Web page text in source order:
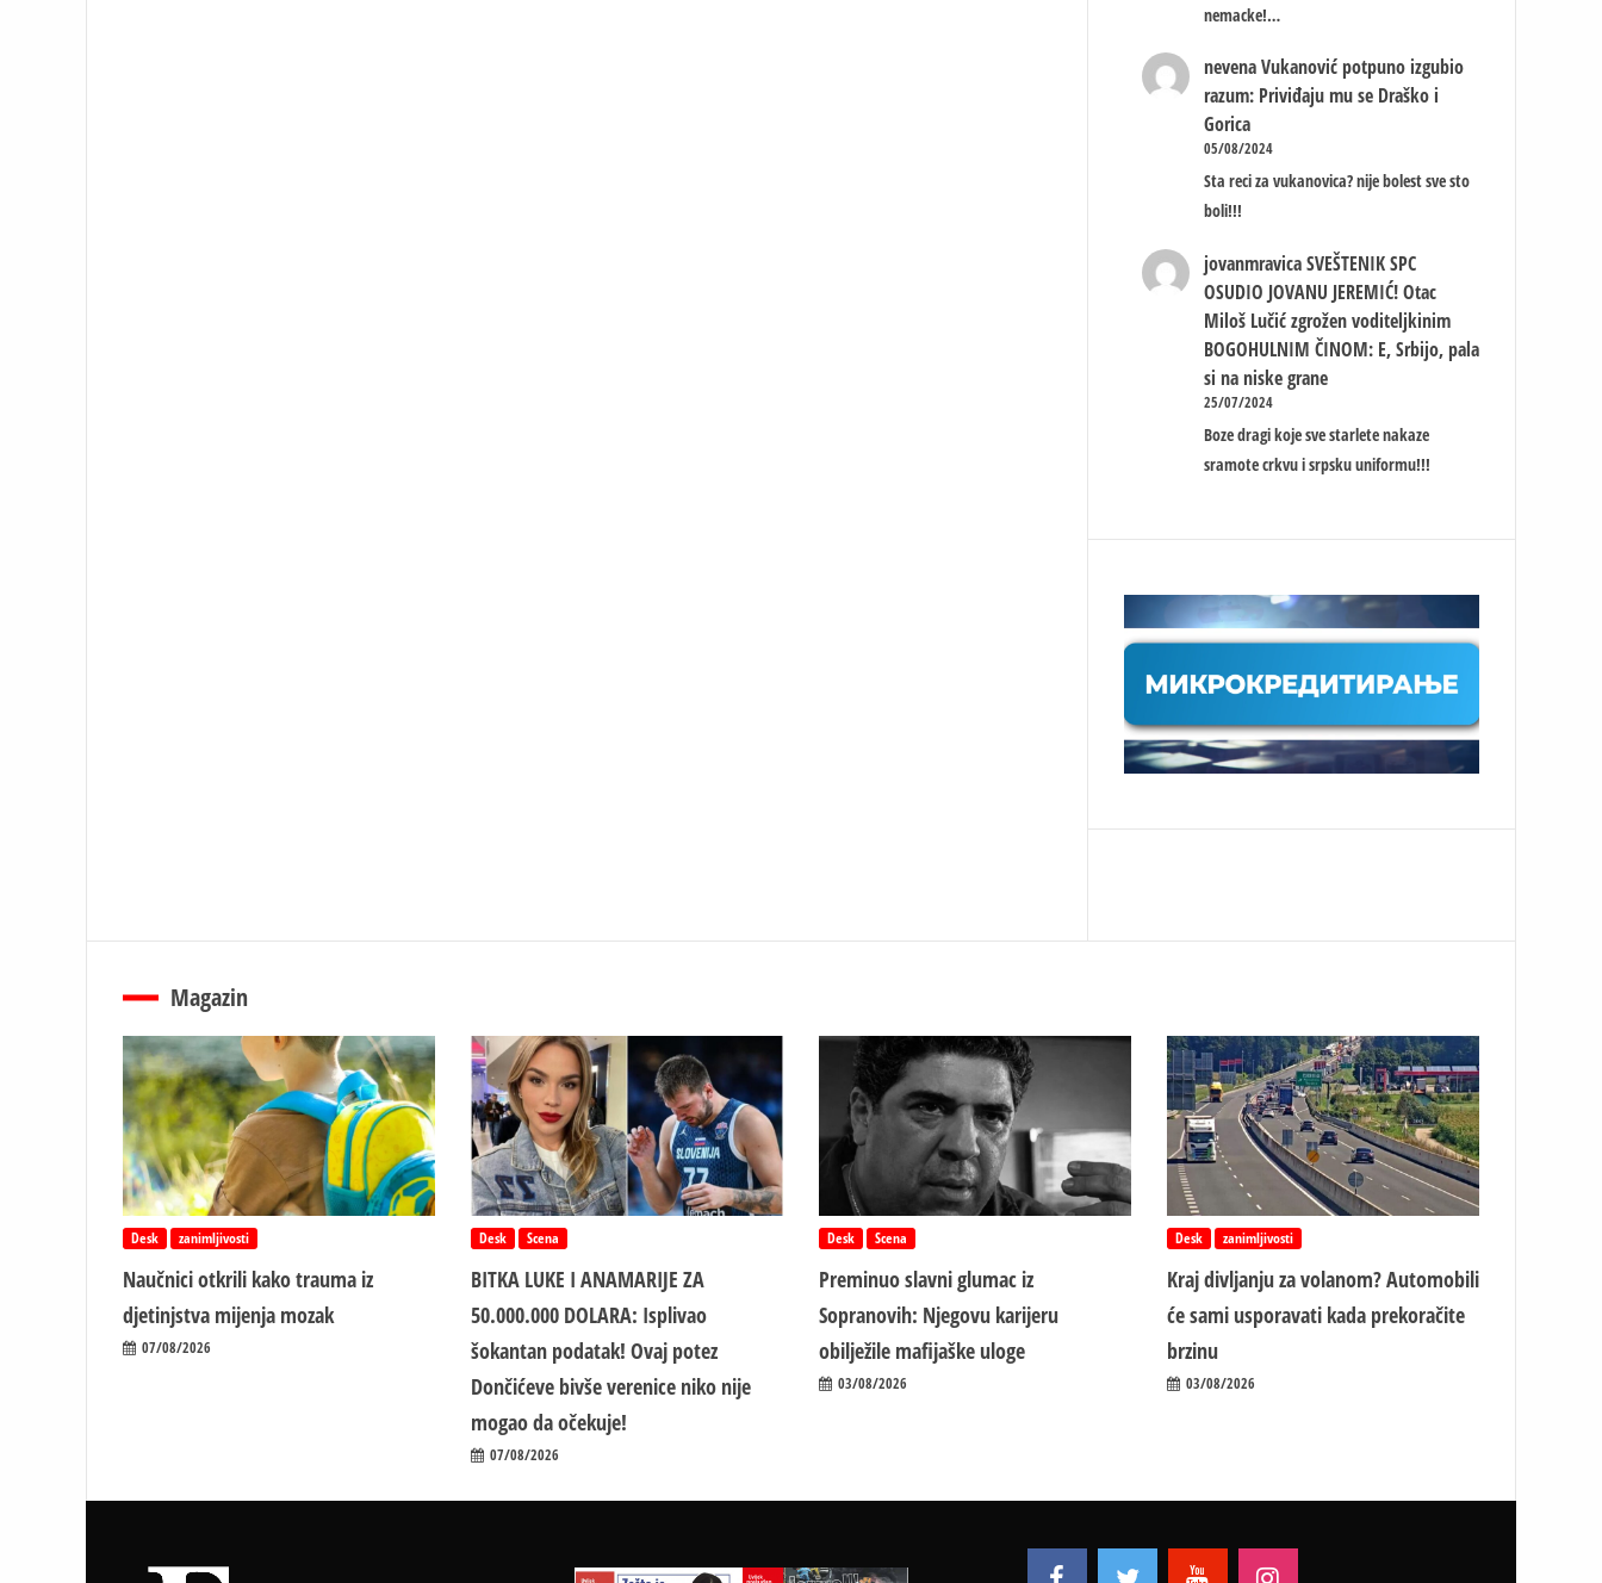
nemacke!…
nevena Vukanović potpuno izgubio
razum: Priviđaju mu se Draško i
Gorica
05/08/2024
Sta reci za vukanovica? nije bolest sve sto
boli!!!
jovanmravica SVEŠTENIK SPC
OSUDIO JOVANU JEREMIĆ! Otac
Miloš Lučić zgrožen voditeljkinim
BOGOHULNIM ČINOM: E, Srbijo, pala
si na niske grane
25/07/2024
Boze dragi koje sve starlete nakaze
sramote crkvu i srpsku uniformu!!!
Magazin
Desk zanimljivosti
Naučnici otkrili kako trauma iz
d‌jetinjstva mijenja mozak
07/08/2026
Desk Scena
BITKA LUKE I ANAMARIJE ZA
50.000.000 DOLARA: Isplivao
šokantan podatak! Ovaj potez
Dončićeve bivše verenice niko nije
mogao da očekuje!
07/08/2026
Desk Scena
Preminuo slavni glumac iz
Sopranovih: Njegovu karijeru
obilježile mafijaške uloge
03/08/2026
Desk zanimljivosti
Kraj divljanju za volanom? Automobili
će sami usporavati kada prekoračite
brzinu
03/08/2026